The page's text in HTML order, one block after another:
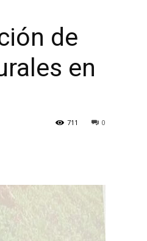
de
en
0
711